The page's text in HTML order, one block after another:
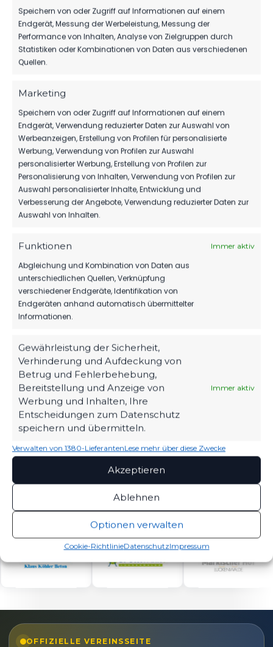
Speichern von oder Zugriff auf Informationen auf einem
Endgerät, Messung der Werbeleistung, Messung der
Performance von Inhalten, Analyse von Zielgruppen durch
Statistiken oder Kombinationen von Daten aus verschiedenen
Quellen.
Marketing
Speichern von oder Zugriff auf Informationen auf einem
Endgerät, Verwendung reduzierter Daten zur Auswahl von
Werbeanzeigen, Erstellung von Profilen für personalisierte
Werbung, Verwendung von Profilen zur Auswahl
personalisierter Werbung, Erstellung von Profilen zur
Personalisierung von Inhalten, Verwendung von Profilen zur
Auswahl personalisierter Inhalte, Entwicklung und
Verbesserung der Angebote, Verwendung reduzierter Daten zur
Auswahl von Inhalten.
Funktionen Immer aktiv
Abgleichung und Kombination von Daten aus
unterschiedlichen Quellen, Verknüpfung
verschiedener Endgeräte, Identifikation von
Endgeräten anhand automatisch übermittelter
Informationen.
Gewährleistung der Sicherheit,
Verhinderung und Aufdeckung von
Betrug und Fehlerbehebung,
Bereitstellung und Anzeige von
Werbung und Inhalten, Ihre
Entscheidungen zum Datenschutz
speichern und übermitteln.
Immer aktiv
Verwalten von 1380-LieferantenLese mehr über diese Zwecke
Akzeptieren
Ablehnen
Optionen verwalten
Cookie-RichtlinieDatenschutzImpressum
LUCKENWALDER
UNACHTSAMKEITEN VON
VIKTORIA BESTRAFT
WEITERE MELDUNGEN
DAS KÖNNTE DICH
AUCH INTERESSIEREN.
SPONSOREN
BEIM FSV
1.MÄNNER
31. Juli 2026 160
SPONSOREN
REST GMBH WEITER AN DER SEITE
UNSERES FSV 63!
27. Juli 2026 116
OFFIZIELLE VEREINSSEITE